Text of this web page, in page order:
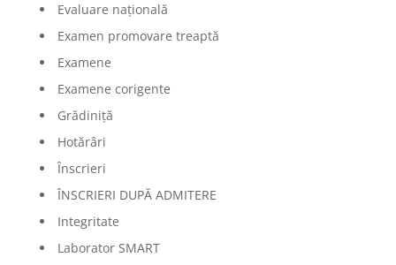
Evaluare națională
Examen promovare treaptă
Examene
Examene corigente
Grădiniță
Hotărâri
Înscrieri
ÎNSCRIERI DUPĂ ADMITERE
Integritate
Laborator SMART